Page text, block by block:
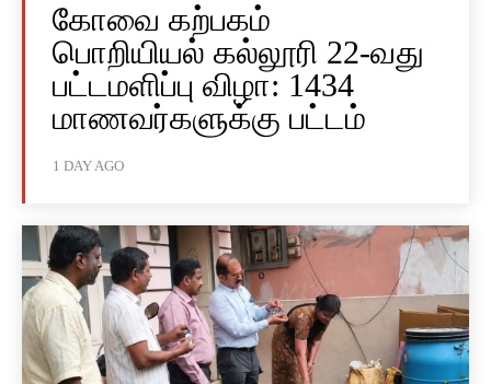
கோவை கற்பகம்
பொறியியல் கல்லூரி 22-வது
பட்டமளிப்பு விழா: 1434
மாணவர்களுக்கு பட்டம்
1 DAY AGO